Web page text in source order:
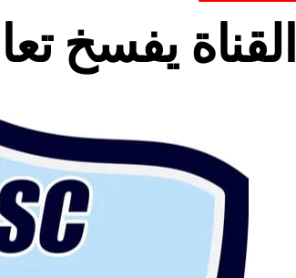
القناة يفسخ